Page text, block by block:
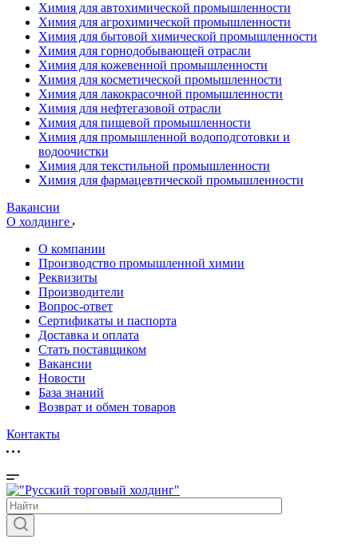
Химия для автохимической промышленности
Химия для агрохимической промышленности
Химия для бытовой химической промышленности
Химия для горнодобывающей отрасли
Химия для кожевенной промышленности
Химия для косметической промышленности
Химия для лакокрасочной промышленности
Химия для нефтегазовой отрасли
Химия для пищевой промышленности
Химия для промышленной водоподготовки и
водоочистки
Химия для текстильной промышленности
Химия для фармацевтической промышленности
Вакансии
О холдинге
О компании
Производство промышленной химии
Реквизиты
Производители
Вопрос-ответ
Сертификаты и паспорта
Доставка и оплата
Стать поставщиком
Вакансии
Новости
База знаний
Возврат и обмен товаров
Контакты